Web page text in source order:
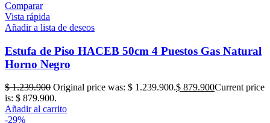
Comparar
Vista rápida
Añadir a lista de deseos
Estufa de Piso HACEB 50cm 4 Puestos Gas Natural
Horno Negro
$1.239.900 Original price was: $ 1.239.900.$ 879.900Current price
is: $ 879.900.
Añadir al carrito
-29%